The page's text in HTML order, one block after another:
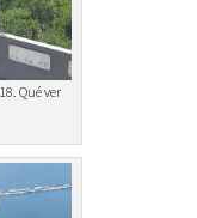
Qué ver